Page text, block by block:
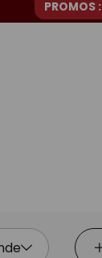
PROMOS :